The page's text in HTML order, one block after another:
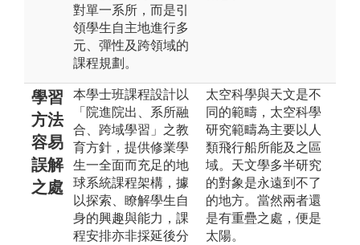
對單一系所，而是引
領學生自主地進行多
元、彈性及跨領域的
課程規劃。
學習
方法
容易
誤解
之處
本學士班課程設計以
「院進院出、系所融
合、跨域學習」之教
育方針，提供修業學
生一全面而充足的地
球系統課程架構，據
以探索、瞭解學生自
身的興趣與能力，課
程安排亦非採延後分
太空科學與天文是不
同的範疇，太空科學
研究範疇為主要以人
類飛行船所能及之區
域。天文學多半研究
的對象是永遠到不了
的地方。當然兩者還
是有重疊之處，便是
太陽。